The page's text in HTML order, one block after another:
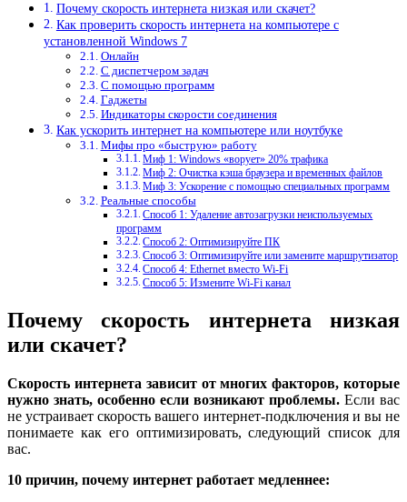
Почему скорость интернета низкая или скачет?
Как проверить скорость интернета на компьютере с
установленной Windows 7
Онлайн
С диспетчером задач
С помощью программ
Гаджеты
Индикаторы скорости соединения
Как ускорить интернет на компьютере или ноутбуке
Мифы про «быструю» работу
Миф 1: Windows «ворует» 20% трафика
Миф 2: Очистка кэша браузера и временных файлов
Миф 3: Ускорение с помощью специальных программ
Реальные способы
Способ 1: Удаление автозагрузки неиспользуемых
программ
Способ 2: Оптимизируйте ПК
Способ 3: Оптимизируйте или замените маршрутизатор
Способ 4: Ethernet вместо Wi-Fi
Способ 5: Измените Wi-Fi канал
Почему скорость интернета низкая
или скачет?
Скорость интернета зависит от многих факторов, которые
нужно знать, особенно если возникают проблемы. Если вас
не устраивает скорость вашего интернет-подключения и вы не
понимаете как его оптимизировать, следующий список для
вас.
10 причин, почему интернет работает медленнее: